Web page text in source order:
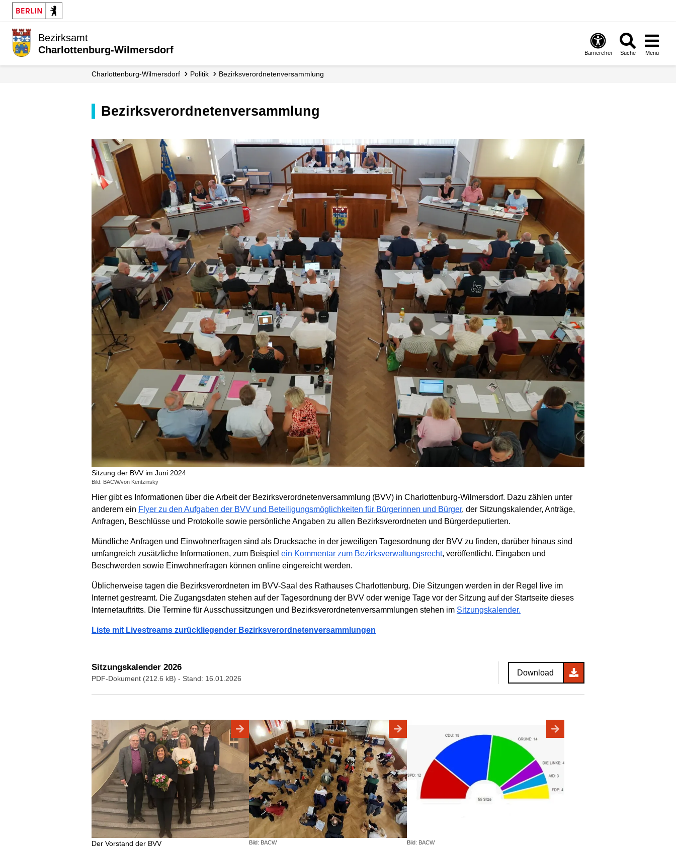
Bezirksamt
Charlottenburg-Wilmersdorf
Barrierefrei Suche Menü
Charlottenburg-Wilmersdorf Politik Bezirks­verordneten­versammlung
Bezirksverordnetenversammlung
Sitzung der BVV im Juni 2024
Bild: BACW/von Kentzinsky
Hier gibt es Informationen über die Arbeit der Bezirksverordnetenversammlung (BVV) in Charlottenburg-Wilmersdorf. Dazu zählen unter
anderem ein Flyer zu den Aufgaben der BVV und Beteiligungsmöglichkeiten für Bürgerinnen und Bürger, der Sitzungskalender, Anträge,
Anfragen, Beschlüsse und Protokolle sowie persönliche Angaben zu allen Bezirksverordneten und Bürgerdeputierten.
Mündliche Anfragen und Einwohnerfragen sind als Drucksache in der jeweiligen Tagesordnung der BVV zu finden, darüber hinaus sind
umfangreich zusätzliche Informationen, zum Beispiel ein Kommentar zum Bezirksverwaltungsrecht, veröffentlicht. Eingaben und
Beschwerden sowie Einwohnerfragen können online eingereicht werden.
Üblicherweise tagen die Bezirksverordneten im BVV-Saal des Rathauses Charlottenburg. Die Sitzungen werden in der Regel live im
Internet gestreamt. Die Zugangsdaten stehen auf der Tagesordnung der BVV oder wenige Tage vor der Sitzung auf der Startseite dieses
Internetauftritts. Die Termine für Ausschussitzungen und Bezirksverordnetenversammlungen stehen im Sitzungskalender.
Liste mit Livestreams zurückliegender Bezirksverordnetenversammlungen
Sitzungskalender 2026
PDF-Dokument (212.6 kB) - Stand: 16.01.2026
Download
Der Vorstand der BVV Bild: BACW Bild: BACW